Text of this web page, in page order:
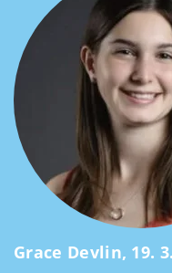
Grace Devlin, 19.